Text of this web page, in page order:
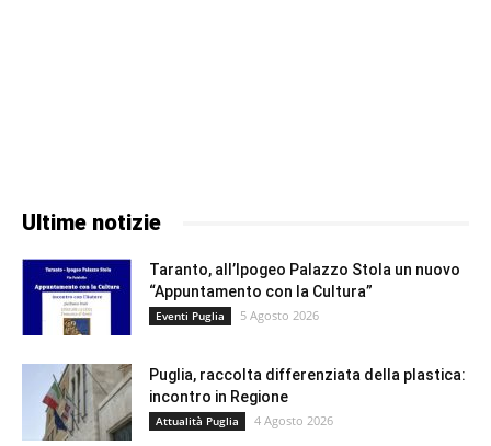
Ultime notizie
Taranto, all’Ipogeo Palazzo Stola un nuovo
“Appuntamento con la Cultura”
Eventi Puglia 5 Agosto 2026
Puglia, raccolta differenziata della plastica:
incontro in Regione
Attualità Puglia 4 Agosto 2026